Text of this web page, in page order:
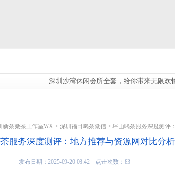
深圳沙湾休闲会所全套，给你带来无限欢愉！
新茶嫩茶工作室WX > 深圳福田喝茶微信 > 坪山喝茶服务深度测评
服务深度测评：地方推荐与资源网对比分析
发布日期：2025-09-20 08:42 点击次数：83